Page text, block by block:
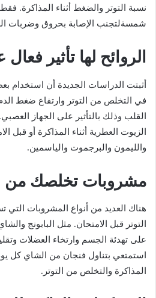
نسبة التوتر والضغط أثناء المذاكرة.
شمسةلتجنب الإصابة بحروق وضربات
الروائح لها تأثير فعال
أثبتت الدراسات الجديدة أن استخدام
في التخلص من التوتر وارتفاع ضغط
القلب وذلك بالتأثير على الجهاز
الزيوت العطرية أثناء المذاكرة أو قبل
والليمون والبرجموت والياسمين.
مشروبات تخلصك من
هناك العديد من أنواع المشروبات
التوتر قبل الامتحان. مثل البابونج
على تهدئة الجسم وارتخاء العضلات
استمتعي بتناول فنجان من الشاي كل
المذاكرة والتخلص من التوتر.